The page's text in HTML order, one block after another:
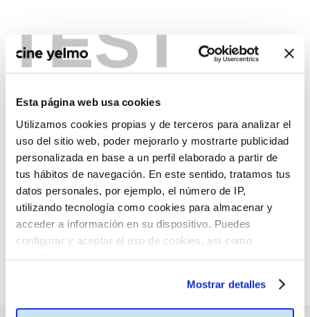
TEST
Esta página web usa cookies
Utilizamos cookies propias y de terceros para analizar el
uso del sitio web, poder mejorarlo y mostrarte publicidad
personalizada en base a un perfil elaborado a partir de
tus hábitos de navegación. En este sentido, tratamos tus
datos personales, por ejemplo, el número de IP,
utilizando tecnología como cookies para almacenar y
acceder a información en su dispositivo. Puedes
configurar y aceptar el uso de cookies, así como
modificar tus opciones de consentimiento en cualquier
Mostrar detalles
CONSULTA MÁS HORARIOS
:(
No hay películas con el
criterio de búsqueda
seleccionado.